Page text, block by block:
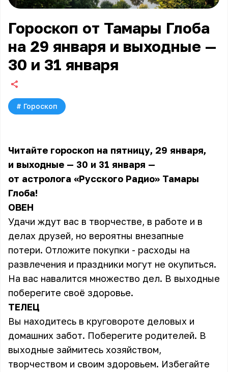
Гороскоп от Тамары Глоба
на 29 января и выходные —
30 и 31 января
# Гороскоп
Читайте гороскоп на пятницу, 29 января,
и выходные — 30 и 31 января —
от астролога «Русского Радио» Тамары
Глоба!
ОВЕН
Удачи ждут вас в творчестве, в работе и в
делах друзей, но вероятны внезапные
потери. Отложите покупки - расходы на
развлечения и праздники могут не окупиться.
На вас навалится множество дел. В выходные
поберегите своё здоровье.
ТЕЛЕЦ
Вы находитесь в круговороте деловых и
домашних забот. Поберегите родителей. В
выходные займитесь хозяйством,
творчеством и своим здоровьем. Избегайте